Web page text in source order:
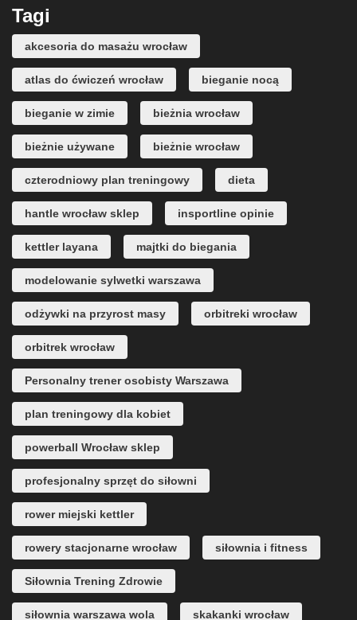
Tagi
akcesoria do masażu wrocław
atlas do ćwiczeń wrocław bieganie nocą
bieganie w zimie bieżnia wrocław
bieżnie używane bieżnie wrocław
czterodniowy plan treningowy dieta
hantle wrocław sklep insportline opinie
kettler layana majtki do biegania
modelowanie sylwetki warszawa
odżywki na przyrost masy orbitreki wrocław
orbitrek wrocław
Personalny trener osobisty Warszawa
plan treningowy dla kobiet
powerball Wrocław sklep
profesjonalny sprzęt do siłowni
rower miejski kettler
rowery stacjonarne wrocław siłownia i fitness
Siłownia Trening Zdrowie
siłownia warszawa wola skakanki wrocław